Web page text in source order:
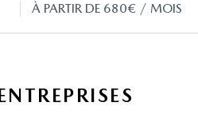
À PARTIR DE 680€ / MOIS